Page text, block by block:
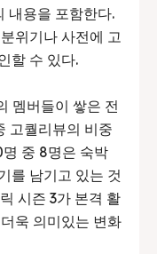
내용을 포함한다.
위기나 사전에 고
할 수 있다.
멤버들이 쌓은 전
고퀄리뷰의 비중
중 8명은 숙박
를 남기고 있는 것
시즌 3가 본격 활
욱 의미있는 변화